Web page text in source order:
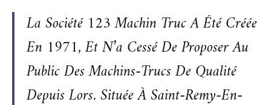
La Société 123 Machin Truc A Été Créée
En 1971, Et N’a Cessé De Proposer Au
Public Des Machins-Trucs De Qualité
Depuis Lors. Située À Saint-Remy-En-